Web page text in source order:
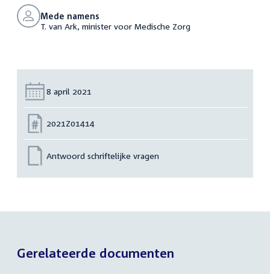
Mede namens
T. van Ark, minister voor Medische Zorg
Datum:
8 april 2021
Nummer:
2021Z01414
Antwoord schriftelijke vragen
Gerelateerde documenten